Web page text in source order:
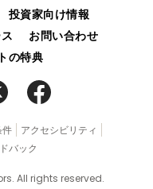
投資家向け情報
お問い合わせ
の特典
件
アクセシビリティ
バック
All rights reserved.